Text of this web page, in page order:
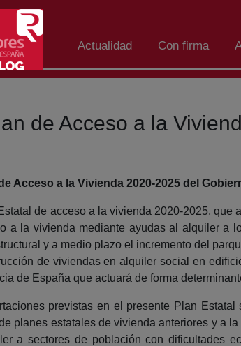
Actualidad Con firma
de Acceso a la
Acceso a la Vivienda 2020-2025 del
de acceso a la vivienda 2020-2025,
a la vivienda mediante ayudas al alquiler a
y a medio plazo el incremento del
de viviendas en alquiler social en
de España que actuará de forma
previstas en el presente Plan
planes estatales de vivienda anteriores y a
a sectores de población con dificultades